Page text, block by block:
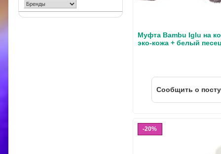
Муфта Bambu Iglu на
эко-кожа + белый
Cообщить о
20%